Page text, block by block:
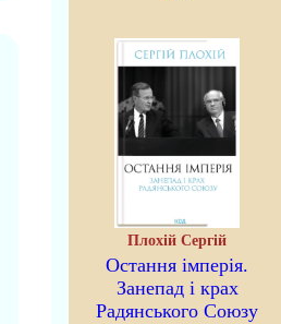
Плохій Сергій
Остання імперія.
Занепад і крах
Радянського Союзу